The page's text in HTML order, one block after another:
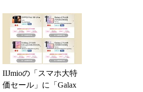
る？
IIJmioの「スマホ大特
価セール」に「Galax